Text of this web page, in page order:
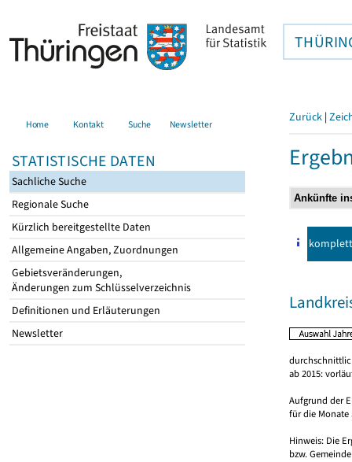
Home Kontakt Suche Newsletter
STATISTISCHE DATEN
Sachliche Suche
Regionale Suche
Kürzlich bereitgestellte Daten
Allgemeine Angaben, Zuordnungen
Gebietsveränderungen,
Änderungen zum Schlüsselverzeichnis
Definitionen und Erläuterungen
Newsletter
Zurück |
komplett
ab 2015:
Aufgrund der
für die Monate
Hinweis: Die
bzw.